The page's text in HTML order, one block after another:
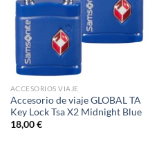
ACCESORIOS VIAJE
Accesorio de viaje GLOBAL TA
Key Lock Tsa X2 Midnight Blue
18,00€